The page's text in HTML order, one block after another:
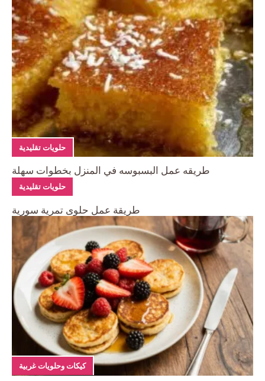
حلويات تقليدية
طريقه عمل البسبوسه في المنزل بخطوات سهلة
حلويات تقليدية
طريقة عمل حلوى تمرية سورية
كيكات وحلويات غربية